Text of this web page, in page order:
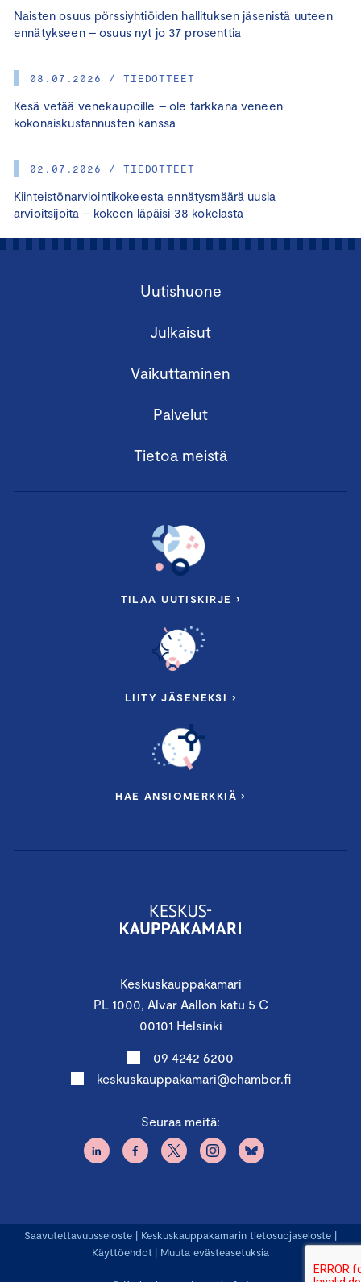
Naisten osuus pörssiyhtiöiden hallituksen jäsenistä uuteen
ennätykseen – osuus nyt jo 37 prosenttia
08.07.2026 / TIEDOTTEET
Kesä vetää venekaupoille – ole tarkkana veneen
kokonaiskustannusten kanssa
02.07.2026 / TIEDOTTEET
Kiinteistönarviointikokeesta ennätysmäärä uusia
arvioitsijoita – kokeen läpäisi 38 kokelasta
Keskuskauppakamari
PL 1000, Alvar Aallon katu 5 C
00101 Helsinki
09 4242 6200
keskuskauppakamari@chamber.fi
Seuraa meitä:
Uutishuone
Julkaisut
Vaikuttaminen
Palvelut
Tietoa meistä
TILAA UUTISKIRJE ›
LIITY JÄSENEKSI ›
HAE ANSIOMERKKIÄ ›
Saavutettavuusseloste | Keskuskauppakamarin tietosuojaseloste |
Käyttöehdot | Muuta evästeasetuksia